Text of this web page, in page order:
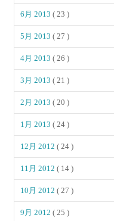
6月 2013( 23 )
5月 2013( 27 )
4月 2013( 26 )
3月 2013( 21 )
2月 2013( 20 )
1月 2013( 24 )
12月 2012( 24 )
11月 2012( 14 )
10月 2012( 27 )
9月 2012( 25 )